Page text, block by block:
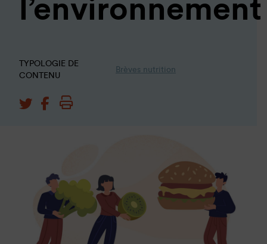
l’environnement
TYPOLOGIE DE
CONTENU
Brèves nutrition